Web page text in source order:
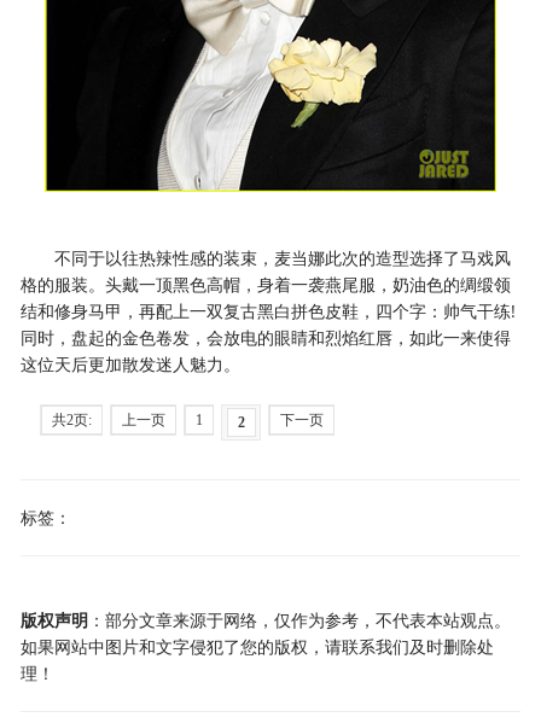
不同于以往热辣性感的装束，麦当娜此次的造型选择了马戏风
格的服装。头戴一顶黑色高帽，身着一袭燕尾服，奶油色的绸缎领
结和修身马甲，再配上一双复古黑白拼色皮鞋，四个字：帅气干练!
同时，盘起的金色卷发，会放电的眼睛和烈焰红唇，如此一来使得
这位天后更加散发迷人魅力。
共2页: 上一页 1 2 下一页
标签：
版权声明 ：部分文章来源于网络，仅作为参考，不代表本站观点。
如果网站中图片和文字侵犯了您的版权，请联系我们及时删除处
理！